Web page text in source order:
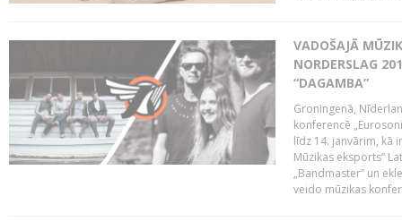
VADOŠAJĀ
NORDERSLAG
“DAGAMBA”
Groningenā,
konferencē
līdz 14. janvārim, kā
Mūzikas eksports”
„Bandmaster” un
veido mūzikas